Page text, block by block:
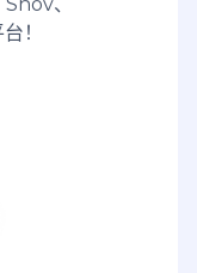
！